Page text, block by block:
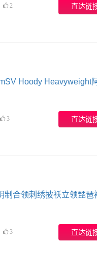
2 直达
Hoody Heavyweight
3 直达
制合领刺绣披袄立领琵琶
3 直达